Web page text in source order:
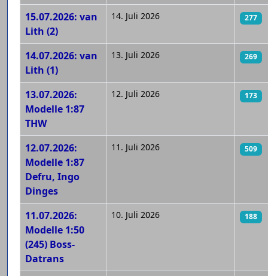
15.07.2026: van
Lith (2)
14. Juli 2026 277
14.07.2026: van
Lith (1)
13. Juli 2026 269
13.07.2026:
Modelle 1:87
THW
12. Juli 2026 173
12.07.2026:
Modelle 1:87
Defru, Ingo
Dinges
11. Juli 2026 509
11.07.2026:
Modelle 1:50
(245) Boss-
Datrans
10. Juli 2026 188